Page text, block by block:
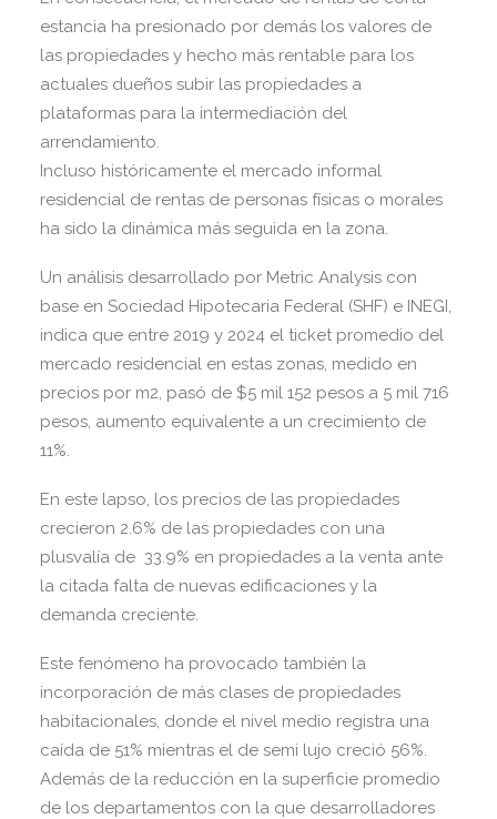
estancia ha presionado por demás los valores de
las propiedades y hecho más rentable para los
actuales dueños subir las propiedades a
plataformas para la intermediación del
arrendamiento.
Incluso históricamente el mercado informal
residencial de rentas de personas físicas o morales
ha sido la dinámica más seguida en la zona.
Un análisis desarrollado por Metric Analysis con
base en Sociedad Hipotecaria Federal (SHF) e INEGI,
indica que entre 2019 y 2024 el ticket promedio del
mercado residencial en estas zonas, medido en
precios por m2, pasó de $5 mil 152 pesos a 5 mil 716
pesos, aumento equivalente a un crecimiento de
11%.
En este lapso, los precios de las propiedades
crecieron 2.6% de las propiedades con una
plusvalía de 33.9% en propiedades a la venta ante
la citada falta de nuevas edificaciones y la
demanda creciente.
Este fenómeno ha provocado también la
incorporación de más clases de propiedades
habitacionales, donde el nivel medio registra una
caída de 51% mientras el de semi lujo creció 56%.
Además de la reducción en la superficie promedio
de los departamentos con la que desarrolladores